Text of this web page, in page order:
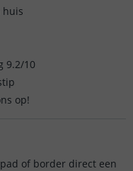
huis
9.2/10
op!
of border direct een